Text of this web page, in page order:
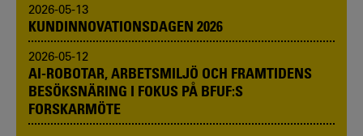
2026-05-13
KUNDINNOVATIONSDAGEN 2026
2026-05-12
AI-ROBOTAR, ARBETSMILJÖ OCH FRAMTIDENS
BESÖKSNÄRING I FOKUS PÅ BFUF:S
FORSKARMÖTE